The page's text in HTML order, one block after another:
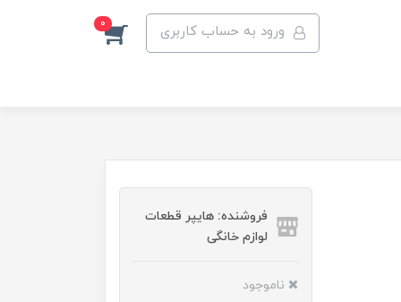
ورود به حساب کاربری 0
فروشنده: هایپر قطعات
لوازم خانگی
ناموجود